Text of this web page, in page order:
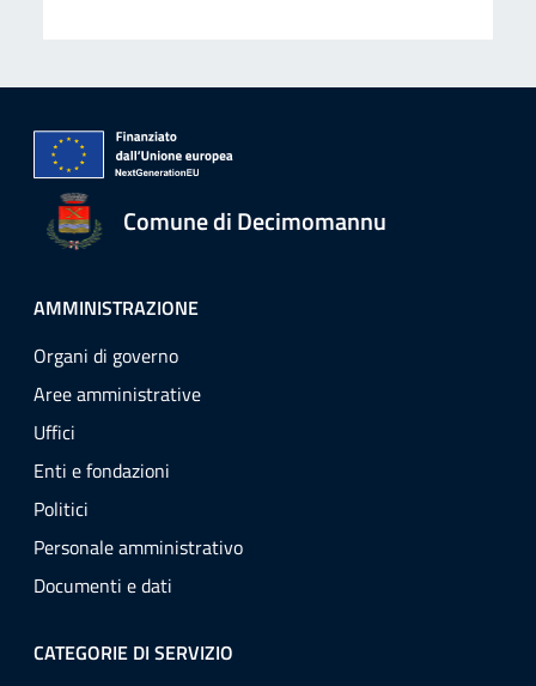
Comune di Decimomannu
AMMINISTRAZIONE
Organi di governo
Aree amministrative
Uffici
Enti e fondazioni
Politici
Personale amministrativo
Documenti e dati
CATEGORIE DI SERVIZIO